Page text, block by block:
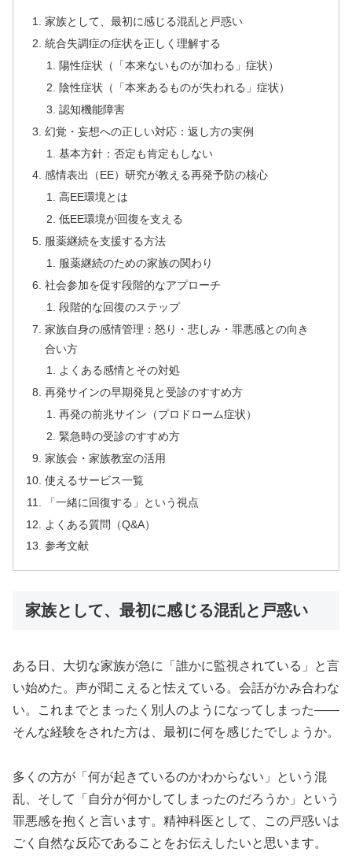
家族として、最初に感じる混乱と戸惑い
統合失調症の症状を正しく理解する
陽性症状（「本来ないものが加わる」症状）
陰性症状（「本来あるものが失われる」症状）
認知機能障害
幻覚・妄想への正しい対応：返し方の実例
基本方針：否定も肯定もしない
感情表出（EE）研究が教える再発予防の核心
高EE環境とは
低EE環境が回復を支える
服薬継続を支援する方法
服薬継続のための家族の関わり
社会参加を促す段階的なアプローチ
段階的な回復のステップ
家族自身の感情管理：怒り・悲しみ・罪悪感との向き
合い方
よくある感情とその対処
再発サインの早期発見と受診のすすめ方
再発の前兆サイン（プロドローム症状）
緊急時の受診のすすめ方
家族会・家族教室の活用
使えるサービス一覧
「一緒に回復する」という視点
よくある質問（Q&A）
参考文献
家族として、最初に感じる混乱と戸惑い
ある日、大切な家族が急に「誰かに監視されている」と言
い始めた。声が聞こえると怯えている。会話がかみ合わな
い。これまでとまったく別人のようになってしまった――
そんな経験をされた方は、最初に何を感じたでしょうか。
多くの方が「何が起きているのかわからない」という混
乱、そして「自分が何かしてしまったのだろうか」という
罪悪感を抱くと言います。精神科医として、この戸惑いは
ごく自然な反応であることをお伝えしたいと思います。